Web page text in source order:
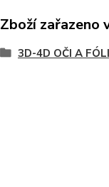
Zboží zařazeno
3D-4D OČI A